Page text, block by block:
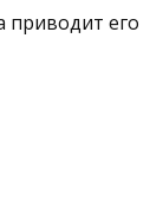
приводит его